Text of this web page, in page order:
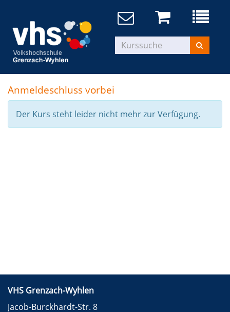
Anmeldeschluss vorbei
Der Kurs steht leider nicht mehr zur Verfügung.
VHS Grenzach-Wyhlen
Jacob-Burckhardt-Str. 8